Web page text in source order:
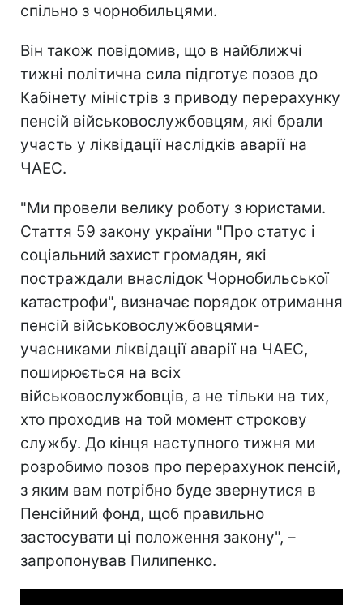
спільно з чорнобильцями.
Він також повідомив, що в найближчі
тижні політична сила підготує позов до
Кабінету міністрів з приводу перерахунку
пенсій військовослужбовцям, які брали
участь у ліквідації наслідків аварії на
ЧАЕС.
"Ми провели велику роботу з юристами.
Стаття 59 закону україни "Про статус і
соціальний захист громадян, які
постраждали внаслідок Чорнобильської
катастрофи", визначає порядок отримання
пенсій військовослужбовцями-
учасниками ліквідації аварії на ЧАЕС,
поширюється на всіх
військовослужбовців, а не тільки на тих,
хто проходив на той момент строкову
службу. До кінця наступного тижня ми
розробимо позов про перерахунок пенсій,
з яким вам потрібно буде звернутися в
Пенсійний фонд, щоб правильно
застосувати ці положення закону", –
запропонував Пилипенко.